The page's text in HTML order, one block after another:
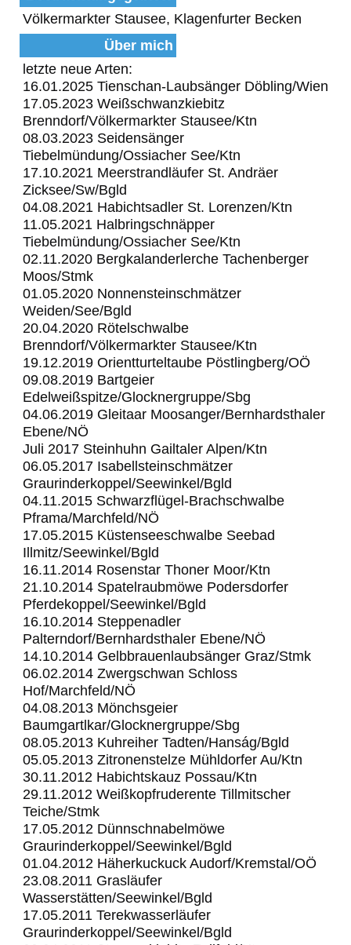
Völkermarkter Stausee, Klagenfurter Becken
Über mich
letzte neue Arten:
16.01.2025 Tienschan-Laubsänger Döbling/Wien
17.05.2023 Weißschwanzkiebitz
Brenndorf/Völkermarkter Stausee/Ktn
08.03.2023 Seidensänger
Tiebelmündung/Ossiacher See/Ktn
17.10.2021 Meerstrandläufer St. Andräer
Zicksee/Sw/Bgld
04.08.2021 Habichtsadler St. Lorenzen/Ktn
11.05.2021 Halbringschnäpper
Tiebelmündung/Ossiacher See/Ktn
02.11.2020 Bergkalanderlerche Tachenberger
Moos/Stmk
01.05.2020 Nonnensteinschmätzer
Weiden/See/Bgld
20.04.2020 Rötelschwalbe
Brenndorf/Völkermarkter Stausee/Ktn
19.12.2019 Orientturteltaube Pöstlingberg/OÖ
09.08.2019 Bartgeier
Edelweißspitze/Glocknergruppe/Sbg
04.06.2019 Gleitaar Moosanger/Bernhardsthaler
Ebene/NÖ
Juli 2017 Steinhuhn Gailtaler Alpen/Ktn
06.05.2017 Isabellsteinschmätzer
Graurinderkoppel/Seewinkel/Bgld
04.11.2015 Schwarzflügel-Brachschwalbe
Pframa/Marchfeld/NÖ
17.05.2015 Küstenseeschwalbe Seebad
Illmitz/Seewinkel/Bgld
16.11.2014 Rosenstar Thoner Moor/Ktn
21.10.2014 Spatelraubmöwe Podersdorfer
Pferdekoppel/Seewinkel/Bgld
16.10.2014 Steppenadler
Palterndorf/Bernhardsthaler Ebene/NÖ
14.10.2014 Gelbbrauenlaubsänger Graz/Stmk
06.02.2014 Zwergschwan Schloss
Hof/Marchfeld/NÖ
04.08.2013 Mönchsgeier
Baumgartlkar/Glocknergruppe/Sbg
08.05.2013 Kuhreiher Tadten/Hanság/Bgld
05.05.2013 Zitronenstelze Mühldorfer Au/Ktn
30.11.2012 Habichtskauz Possau/Ktn
29.11.2012 Weißkopfruderente Tillmitscher
Teiche/Stmk
17.05.2012 Dünnschnabelmöwe
Graurinderkoppel/Seewinkel/Bgld
01.04.2012 Häherkuckuck Audorf/Kremstal/OÖ
23.08.2011 Grasläufer
Wasserstätten/Seewinkel/Bgld
17.05.2011 Terekwasserläufer
Graurinderkoppel/Seewinkel/Bgld